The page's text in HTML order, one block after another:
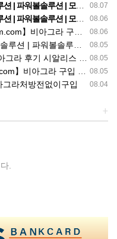
08.07
워볼솔루션 | 모아솔루션
08.06
워볼솔루션 | 모아솔루션
08.06
품비아그라 시알리스발기부전
08.05
볼솔루션 | 모아솔루션
08.05
후기 시알리스 파는곳
08.05
입 시알리스20mg 복용법
08.04
라처방전없이구입
+
.